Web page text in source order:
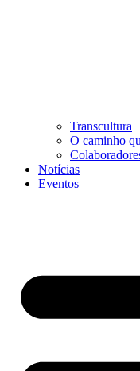
Transcultura
O caminho
Notícias
Eventos